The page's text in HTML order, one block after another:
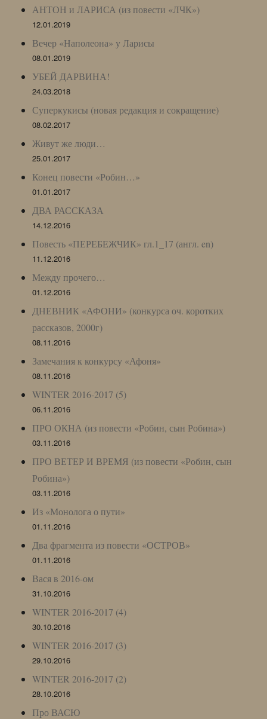
АНТОН и ЛАРИСА (из повести «ЛЧК»)
12.01.2019
Вечер «Наполеона» у Ларисы
08.01.2019
УБЕЙ ДАРВИНА!
24.03.2018
Суперкукисы (новая редакция и сокращение)
08.02.2017
Живут же люди…
25.01.2017
Конец повести «Робин…»
01.01.2017
ДВА РАССКАЗА
14.12.2016
Повесть «ПЕРЕБЕЖЧИК» гл.1_17 (англ. en)
11.12.2016
Между прочего…
01.12.2016
ДНЕВНИК «АФОНИ» (конкурса оч. коротких
рассказов, 2000г)
08.11.2016
Замечания к конкурсу «Афоня»
08.11.2016
WINTER 2016-2017 (5)
06.11.2016
ПРО ОКНА (из повести «Робин, сын Робина»)
03.11.2016
ПРО ВЕТЕР И ВРЕМЯ (из повести «Робин, сын
Робина»)
03.11.2016
Из «Монолога о пути»
01.11.2016
Два фрагмента из повести «ОСТРОВ»
01.11.2016
Вася в 2016-ом
31.10.2016
WINTER 2016-2017 (4)
30.10.2016
WINTER 2016-2017 (3)
29.10.2016
WINTER 2016-2017 (2)
28.10.2016
Про ВАСЮ